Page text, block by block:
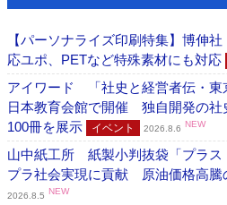
【パーソナライズ印刷特集】博伸
応ユポ、PETなど特殊素材にも対応
アイワード 「社史と経営者伝・東
日本教育会館で開催 独自開発の社
100冊を展示
イベント 2026.8.6 NEW
山中紙工所 紙製小判抜袋「プラス
プラ社会実現に貢献 原油価格高騰
2026.8.5 NEW